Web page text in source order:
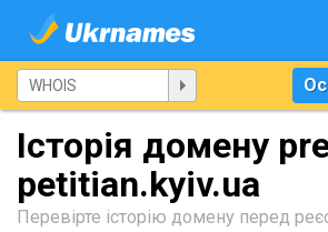
Історія домену
petitian.kyiv.ua
Перевірте історію домену перед